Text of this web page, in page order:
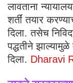
लावताना
शर्तीं तयार
दिला. तसेच
पद्धतीने
दिला. Dharavi